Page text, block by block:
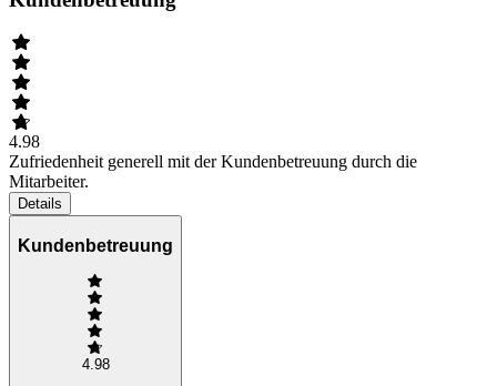
4.98
Zufriedenheit generell mit der Kundenbetreuung durch die
Mitarbeiter.
Details
Kundenbetreuung
4.98